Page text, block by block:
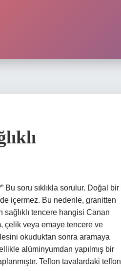
Bu soru sıklıkla sorulur. Doğal bir
içermez. Bu nedenle, granitten
sağlıklı tencere hangisi Canan
çelik veya emaye tencere ve
okuduktan sonra aramaya
alüminyumdan yapılmış bir
Teflon tavalardaki teflon